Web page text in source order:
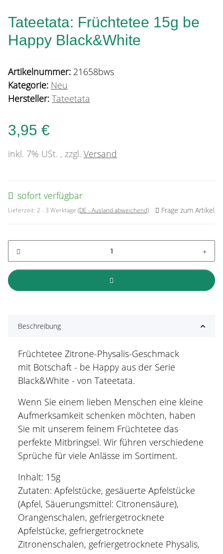
Tateetata: Früchtetee 15g be
Happy Black&White
Artikelnummer: 21658bws
Kategorie: Neu
Hersteller: Tateetata
3,95 €
inkl. 7% USt. , zzgl. Versand
sofort verfügbar
Lieferzeit: 2 - 3 Werktage (DE - Ausland abweichend) Frage zum Artikel
Beschreibung
Früchtetee Zitrone-Physalis-Geschmack
mit Botschaft - be Happy aus der Serie
Black&White - von Tateetata.
Wenn Sie einem lieben Menschen eine kleine
Aufmerksamkeit schenken möchten, haben
Sie mit unserem feinem Früchtetee das
perfekte Mitbringsel. Wir führen verschiedene
Sprüche für viele Anlässe im Sortiment.
Inhalt: 15g
Zutaten: Apfelstücke, gesäuerte Apfelstücke
(Apfel, Säuerungsmittel: Citronensäure),
Orangenschalen, gefriergetrocknete
Apfelstücke, gefriergetrocknete
Zitronenschalen, gefriergetrocknete Physalis,